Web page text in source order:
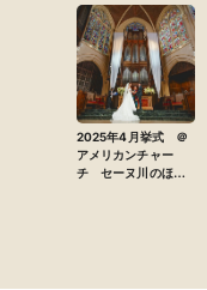
2025年4月挙式 ＠
アメリカンチャー
チ セーヌ川のほと